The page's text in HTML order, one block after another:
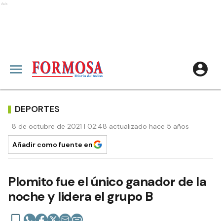
Ads
DEPORTES
8 de octubre de 2021 | 02:48 actualizado hace 5 años
Añadir como fuente en
Plomito fue el único ganador de la
noche y lidera el grupo B